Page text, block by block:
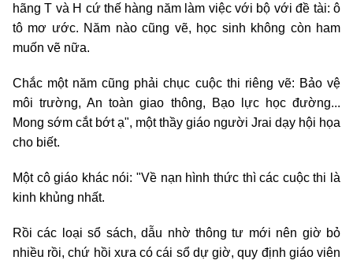
hãng T và H cứ thế hàng năm làm việc với bộ với đề tài: ô
tô mơ ước. Năm nào cũng vẽ, học sinh không còn ham
muốn vẽ nữa.
Chắc một năm cũng phải chục cuộc thi riêng vẽ: Bảo vệ
môi trường, An toàn giao thông, Bạo lực học đường...
Mong sớm cắt bớt ạ", một thầy giáo người Jrai dạy hội họa
cho biết.
Một cô giáo khác nói: "Về nạn hình thức thì các cuộc thi là
kinh khủng nhất.
Rồi các loại sổ sách, dẫu nhờ thông tư mới nên giờ bỏ
nhiều rồi, chứ hồi xưa có cái sổ dự giờ, quy định giáo viên